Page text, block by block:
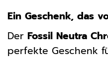
Ein Geschenk, das
Der Fossil Neutra
perfekte Geschenk